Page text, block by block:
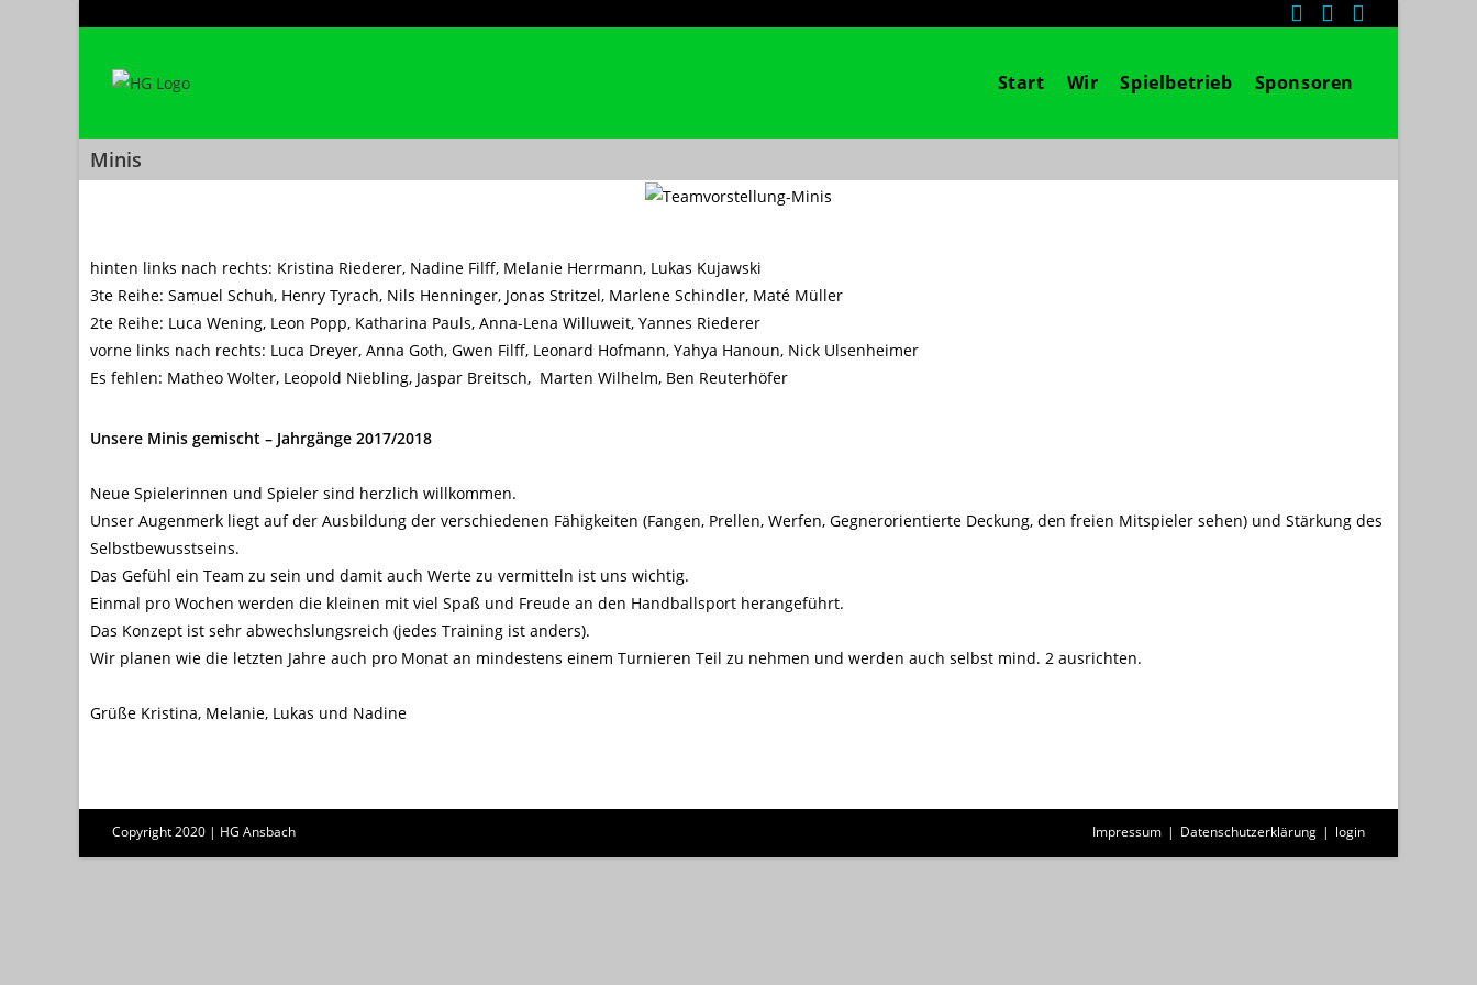
Start Wir Spielbetrieb Sponsoren
Minis
hinten links nach rechts: Kristina Riederer, Nadine Filff, Melanie Herrmann, Lukas Kujawski
3te Reihe: Samuel Schuh, Henry Tyrach, Nils Henninger, Jonas Stritzel, Marlene Schindler, Maté Müller
2te Reihe: Luca Wening, Leon Popp, Katharina Pauls, Anna-Lena Willuweit, Yannes Riederer
vorne links nach rechts: Luca Dreyer, Anna Goth, Gwen Filff, Leonard Hofmann, Yahya Hanoun, Nick Ulsenheimer
Es fehlen: Matheo Wolter, Leopold Niebling, Jaspar Breitsch, Marten Wilhelm, Ben Reuterhöfer
Unsere Minis gemischt – Jahrgänge 2017/2018
Neue Spielerinnen und Spieler sind herzlich willkommen.
Unser Augenmerk liegt auf der Ausbildung der verschiedenen Fähigkeiten (Fangen, Prellen, Werfen, Gegnerorientierte Deckung, den freien Mitspieler sehen) und Stärkung des
Selbstbewusstseins.
Das Gefühl ein Team zu sein und damit auch Werte zu vermitteln ist uns wichtig.
Einmal pro Wochen werden die kleinen mit viel Spaß und Freude an den Handballsport herangeführt.
Das Konzept ist sehr abwechslungsreich (jedes Training ist anders).
Wir planen wie die letzten Jahre auch pro Monat an mindestens einem Turnieren Teil zu nehmen und werden auch selbst mind. 2 ausrichten.
Grüße Kristina, Melanie, Lukas und Nadine
Impressum Datenschutzerklärung login
Copyright 2020 | HG Ansbach